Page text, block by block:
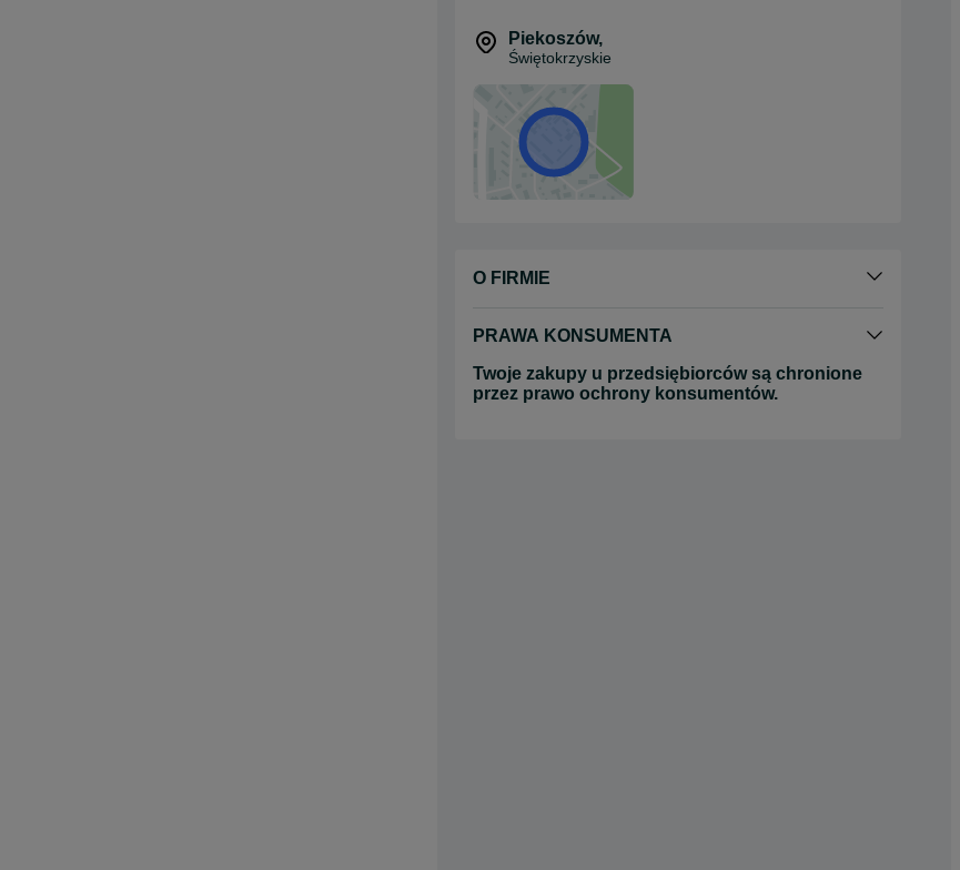
Piekoszów,
Świętokrzyskie
O FIRMIE
PRAWA KONSUMENTA
Twoje zakupy u przedsiębiorców są chronione
przez prawo ochrony konsumentów.